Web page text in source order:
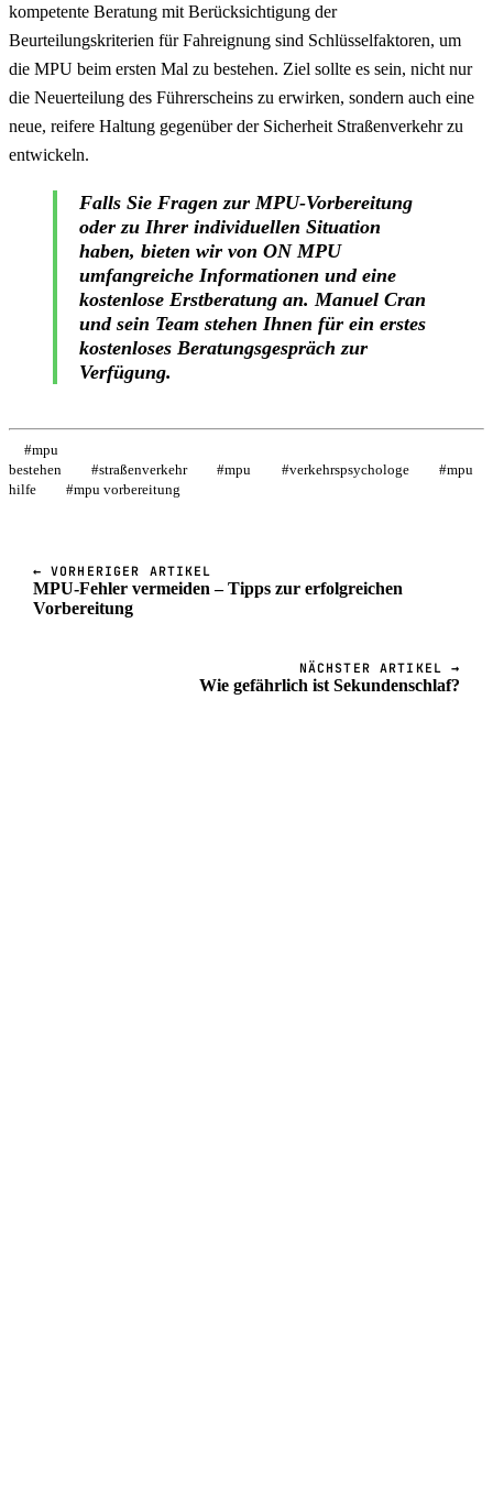
kompetente Beratung mit Berücksichtigung der
Beurteilungskriterien für Fahreignung sind Schlüsselfaktoren, um
die MPU beim ersten Mal zu bestehen. Ziel sollte es sein, nicht nur
die Neuerteilung des Führerscheins zu erwirken, sondern auch eine
neue, reifere Haltung gegenüber der Sicherheit Straßenverkehr zu
entwickeln.
Falls Sie Fragen zur MPU-Vorbereitung
oder zu Ihrer individuellen Situation
haben, bieten wir von ON MPU
umfangreiche Informationen und eine
kostenlose Erstberatung an. Manuel Cran
und sein Team stehen Ihnen für ein erstes
kostenloses Beratungsgespräch zur
Verfügung.
#mpu
bestehen
#straßenverkehr #mpu #verkehrspsychologe #mpu
hilfe
#mpu vorbereitung
← VORHERIGER ARTIKEL
MPU-Fehler vermeiden – Tipps zur erfolgreichen
Vorbereitung
NÄCHSTER ARTIKEL →
Wie gefährlich ist Sekundenschlaf?